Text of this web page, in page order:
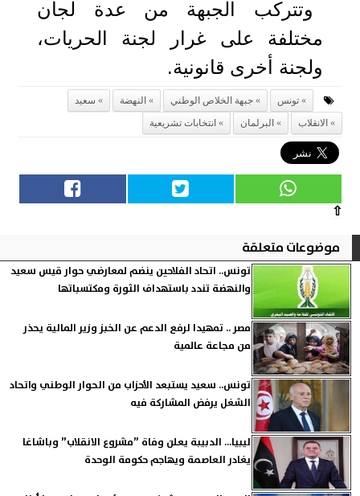
وتتركب الجبهة من عدة لجان
مختلفة على غرار لجنة الحريات،
ولجنة أخرى قانونية.
تونس جبهة الخلاص الوطني النهضة
سعيد
الانقلاب
البرلمان انتخابات تشريعية
⇧
موضوعات متعلقة
تونس.. اتحاد الفلاحين ينضم لمعارضي حوار قيس سعيد
والنهضة تندد باستهداف الثورة ومكتسباتها
مصر .. تمهيدا لرفع الدعم عن الخبز وزير المالية يحذر
من مجاعة عالمية
تونس.. سعيد يستبعد الأحزاب من الحوار الوطني واتحاد
الشغل يرفض المشاركة فيه
ليبيا... الدبيبة يعلن وفاة ”مشروع الانقلاب” وباشاغا
يغادر العاصمة ويهاجم حكومة الوحدة